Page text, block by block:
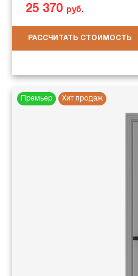
25 370 руб.
РАССЧИТАТЬ СТОИМОСТЬ
Премьер Хит продаж